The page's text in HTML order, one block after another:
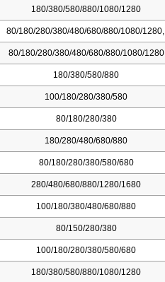
180/380/580/880/1080/1280
80/180/280/380/480/680/880/1080/1280,
80/180/280/380/480/680/880/1080/1280
180/380/580/880
100/180/280/380/580
80/180/280/380
180/280/480/680/880
80/180/280/380/580/680
280/480/680/880/1280/1680
100/180/380/480/680/880
80/150/280/380
100/180/280/380/580/680
180/380/580/880/1080/1280